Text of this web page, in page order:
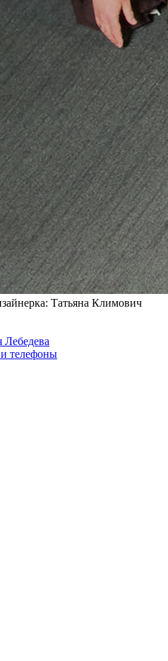
Татьяна Климович
и телефоны